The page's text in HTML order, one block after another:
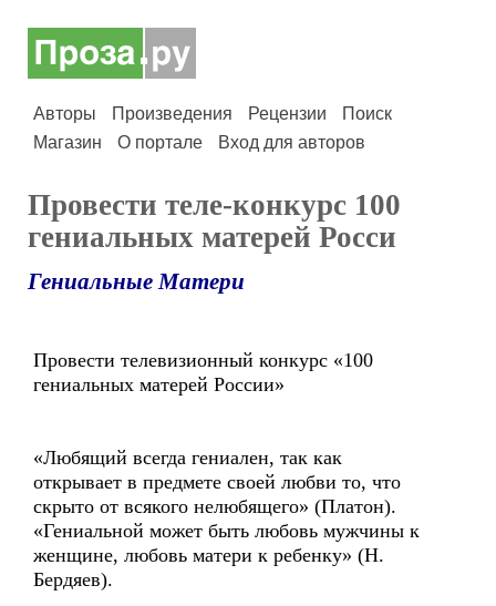
Авторы Произведения Рецензии
Поиск
Магазин
О портале Вход для авторов
Провести теле-конкурс 100
гениальных матерей Росси
Гениальные Матери
Провести телевизионный конкурс «100
гениальных матерей России»
«Любящий всегда гениален, так как
открывает в предмете своей любви то, что
скрыто от всякого нелюбящего» (Платон).
«Гениальной может быть любовь мужчины к
женщине, любовь матери к ребенку» (Н.
Бердяев).